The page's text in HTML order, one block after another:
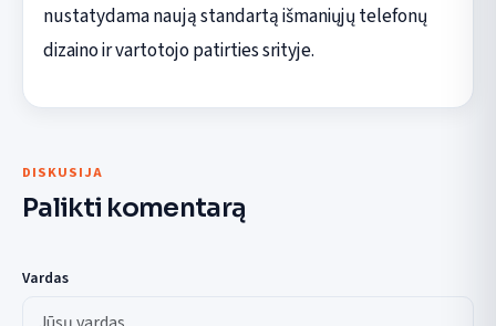
nustatydama naują standartą išmaniųjų telefonų
dizaino ir vartotojo patirties srityje.
DISKUSIJA
Palikti komentarą
Vardas